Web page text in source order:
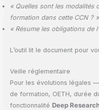
« Quelles sont les modalités
formation dans cette CCN ? »
« Résume les obligations de
L’outil lit le document pour
Veille réglementaire
Pour les évolutions légales
de formation, OETH, durée
fonctionnalité Deep